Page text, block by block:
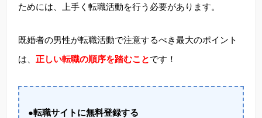
ためには、上手く転職活動を行う必要があります。
既婚者の男性が転職活動で注意するべき最大のポイント
は、 正しい転職の順序を踏むことです！
●転職サイトに無料登録する